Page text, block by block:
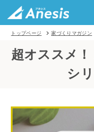
トップページ 家づくりマガジン
超オススメ
シ